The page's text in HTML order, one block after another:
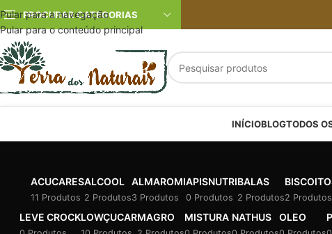
Pular para a navegação
Pular para o conteúdo principal
PROCURAR CATEGORIAS
INÍCIOBLOGTODOS
ACUCARES
11 Produtos
ALCOOL
2 Produtos
ALMAROMI
3 Produtos
APISNUTRI
0 Produtos
BALAS
2 Produtos2 Produtos
LEVE CROCKLOWÇUCARMAGRO MISTURA NATHUS OLEO